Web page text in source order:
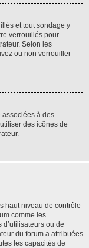
et tout sondage y
verrouillés pour
Selon les
ou non verrouiller
associées à des
des icônes de
haut niveau de contrôle
comme les
ou de
du forum a attribuées
les capacités de